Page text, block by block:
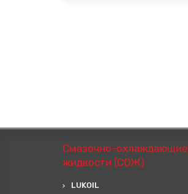
Смазочно-охлаждающие
жидкости (СОЖ)
LUKOIL